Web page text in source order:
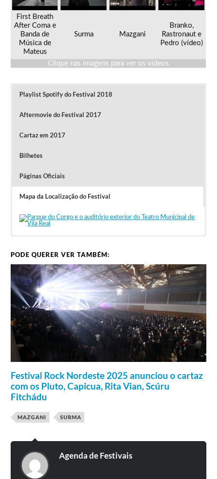
First Breath
After Coma e
Banda de
Música de
Mateus
Surma Mazgani
Branko,
Rastronaut e
Pedro (vídeo)
Clique nas imagens para ver os vídeos
Playlist Spotify do Festival 2018
Aftermovie do Festival 2017
Cartaz em 2017
Bilhetes
Páginas Oficiais
Mapa da Localização do Festival
Clique na imagem para ver o Aftermovie do Festival 2017
Cartaz em 2017: Mão Morta – 25 Anos de
Dead Combo & As Cordas da Má Fama,
Capicua, Sensible Soccers, DJ Marfox.
Entrada Livre.
PODE QUERER VER TAMBÉM:
Festival Rock Nordeste 2025 anunciou o cartaz
com os Pluto, Capicua, Rita Vian, Scúru
Fitchádu
MAZGANI SURMA
Agenda de Festivais